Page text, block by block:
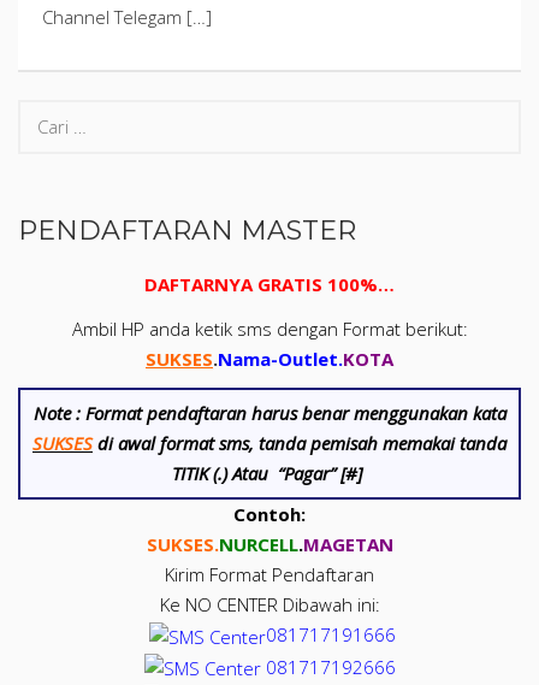
Channel Telegam […]
PENDAFTARAN MASTER
DAFTARNYA GRATIS 100%…
Ambil HP anda ketik sms dengan Format berikut:
SUKSES.Nama-Outlet.KOTA
Note : Format pendaftaran harus benar menggunakan kata
SUKSESdi awal format sms, tanda pemisah memakai tanda
TITIK (.) Atau “Pagar” [#]
Contoh:
SUKSES.NURCELL.MAGETAN
Kirim Format Pendaftaran
Ke NO CENTER Dibawah ini:
081717191666
081717192666